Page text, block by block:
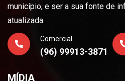
município, e ser a sua fonte de
atualizada.
Comercial
(96) 99913-3871
MÍDIA